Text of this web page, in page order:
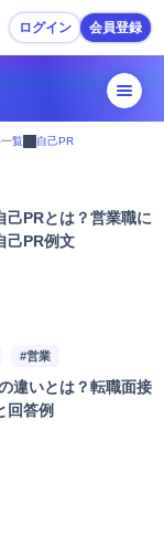
ログイン 会員登録
覧 自己PR
己PRとは？営業職に
己PR例文
#営業
違いとは？転職面接
回答例